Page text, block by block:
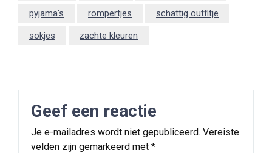
pyjama's rompertjes schattig outfitje
sokjes zachte kleuren
Geef een reactie
Je e-mailadres wordt niet gepubliceerd. Vereiste
velden zijn gemarkeerd met *